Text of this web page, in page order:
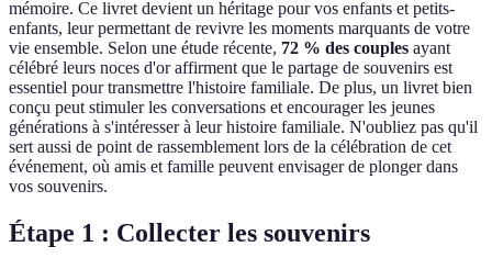
mémoire. Ce livret devient un héritage pour vos enfants et petits-
enfants, leur permettant de revivre les moments marquants de votre
vie ensemble. Selon une étude récente, 72 % des couples ayant
célébré leurs noces d'or affirment que le partage de souvenirs est
essentiel pour transmettre l'histoire familiale. De plus, un livret bien
conçu peut stimuler les conversations et encourager les jeunes
générations à s'intéresser à leur histoire familiale. N'oubliez pas qu'il
sert aussi de point de rassemblement lors de la célébration de cet
événement, où amis et famille peuvent envisager de plonger dans
vos souvenirs.
Étape 1 : Collecter les souvenirs